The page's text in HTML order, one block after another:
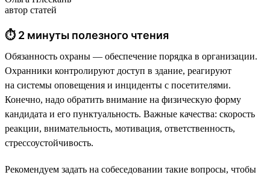
автор статей
⏱ 2 минуты полезного чтения
Обязанность охраны — обеспечение порядка в организации.
Охранники контролируют доступ в здание, реагируют
на системы оповещения и инциденты с посетителями.
Конечно, надо обратить внимание на физическую форму
кандидата и его пунктуальность. Важные качества: скорость
реакции, внимательность, мотивация, ответственность,
стрессоустойчивость.
Рекомендуем задать на собеседовании такие вопросы, чтобы